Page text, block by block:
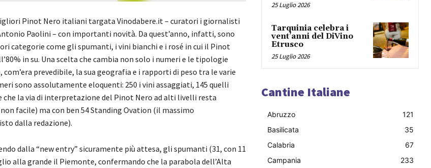
Pinot Nero italiani targata Vinodabere.it – curatori i giornalisti
Paolini – con importanti novità. Da quest’anno, infatti, sono
categorie come gli spumanti, i vini bianchi e i rosé in cui il Pinot
in su. Una scelta che cambia non solo i numeri e le tipologie
com’era prevedibile, la sua geografia e i rapporti di peso tra le varie
sono assolutamente eloquenti: 250 i vini assaggiati, 145 quelli
che la via di interpretazione del Pinot Nero ad alti livelli resta
facile) ma con ben 54 Standing Ovation (il massimo
dalla redazione).
dalla “new entry” sicuramente più attesa, gli spumanti (31, con 11
alla grande il Piemonte, confermando che la parabola dell’Alta
25 Luglio 2026
Tarquinia celebra i
vent’anni del DiVino
Etrusco
25 Luglio 2026
Cantine Italiane
Abruzzo
121
Basilicata
35
Calabria
67
Campania
233